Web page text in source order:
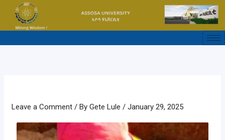
content
Leave a Comment / ByGete Lule/January 29, 2025